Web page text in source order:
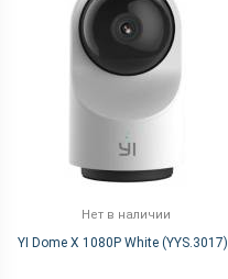
Нет в наличии
YI Dome X 1080P White (YYS.3017)